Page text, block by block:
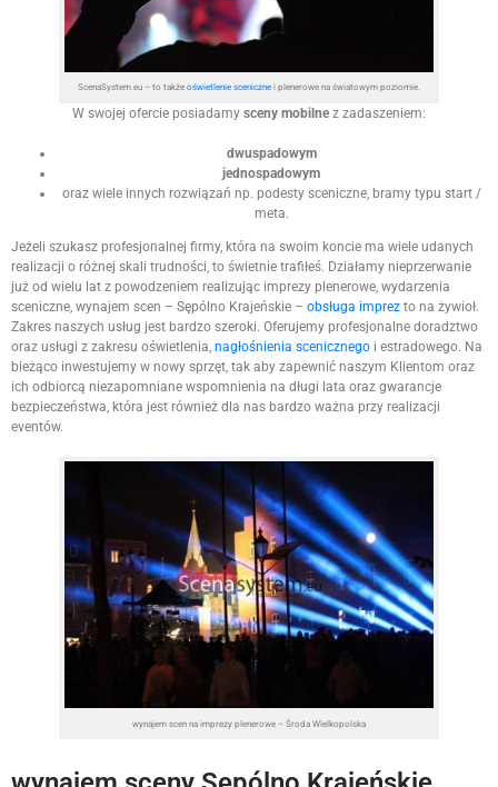
ScenaSystem.eu – to także oświetlenie scenicznei plenerowe na światowym poziomie.
W swojej ofercie posiadamy sceny mobilne z zadaszeniem:
dwuspadowym
jednospadowym
oraz wiele innych rozwiązań np. podesty sceniczne, bramy typu start /
meta.
Jeżeli szukasz profesjonalnej firmy, która na swoim koncie ma wiele udanych
realizacji o różnej skali trudności, to świetnie trafiłeś. Działamy nieprzerwanie
już od wielu lat z powodzeniem realizując imprezy plenerowe, wydarzenia
sceniczne, wynajem scen – Sępólno Krajeńskie – obsługa imprez to na żywioł.
Zakres naszych usług jest bardzo szeroki. Oferujemy profesjonalne doradztwo
oraz usługi z zakresu oświetlenia, nagłośnienia scenicznego i estradowego. Na
bieżąco inwestujemy w nowy sprzęt, tak aby zapewnić naszym Klientom oraz
ich odbiorcą niezapomniane wspomnienia na długi lata oraz gwarancje
bezpieczeństwa, która jest również dla nas bardzo ważna przy realizacji
eventów.
wynajem scen na imprezy plenerowe – Środa Wielkopolska